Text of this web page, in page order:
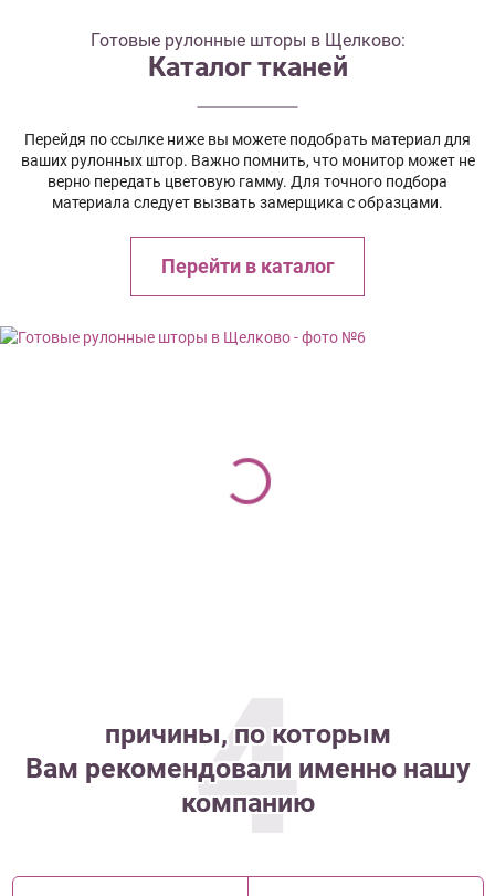
Готовые рулонные шторы в Щелково:
Каталог тканей
Перейдя по ссылке ниже вы можете подобрать материал для
ваших рулонных штор. Важно помнить, что монитор может не
верно передать цветовую гамму. Для точного подбора
материала следует вызвать замерщика с образцами.
Перейти в каталог
4
причины, по которым
Вам рекомендовали именно нашу
компанию